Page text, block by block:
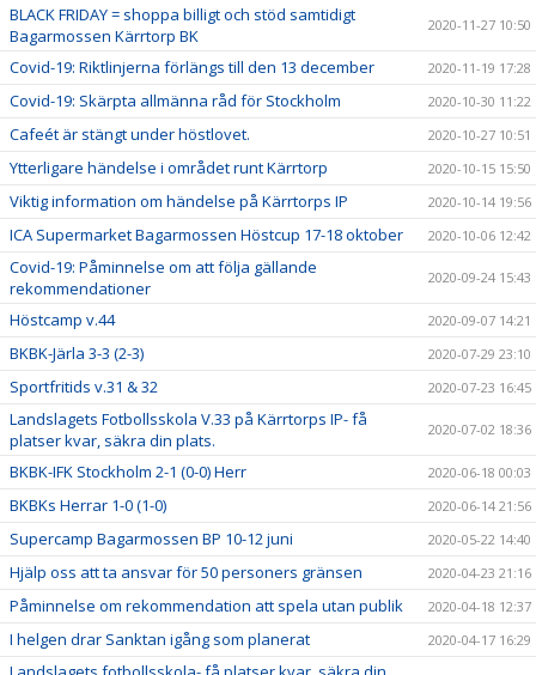
BLACK FRIDAY = shoppa billigt och stöd samtidigt
Bagarmossen Kärrtorp BK
2020-11-27 10:50
Covid-19: Riktlinjerna förlängs till den 13 december 2020-11-19 17:28
Covid-19: Skärpta allmänna råd för Stockholm 2020-10-30 11:22
Cafeét är stängt under höstlovet. 2020-10-27 10:51
Ytterligare händelse i området runt Kärrtorp 2020-10-15 15:50
Viktig information om händelse på Kärrtorps IP 2020-10-14 19:56
ICA Supermarket Bagarmossen Höstcup 17-18 oktober 2020-10-06 12:42
Covid-19: Påminnelse om att följa gällande
rekommendationer
2020-09-24 15:43
Höstcamp v.44 2020-09-07 14:21
BKBK-Järla 3-3 (2-3) 2020-07-29 23:10
Sportfritids v.31 & 32 2020-07-23 16:45
Landslagets Fotbollsskola V.33 på Kärrtorps IP- få
platser kvar, säkra din plats.
2020-07-02 18:36
BKBK-IFK Stockholm 2-1 (0-0) Herr 2020-06-18 00:03
BKBKs Herrar 1-0 (1-0) 2020-06-14 21:56
Supercamp Bagarmossen BP 10-12 juni 2020-05-22 14:40
Hjälp oss att ta ansvar för 50 personers gränsen 2020-04-23 21:16
Påminnelse om rekommendation att spela utan publik 2020-04-18 12:37
I helgen drar Sanktan igång som planerat 2020-04-17 16:29